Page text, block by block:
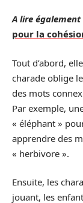
A lire également
pour la
Tout d’abord,
charade oblige
des mots
Par exemple,
« éléphant »
apprendre des
« herbivore ».
Ensuite, les
jouant, les